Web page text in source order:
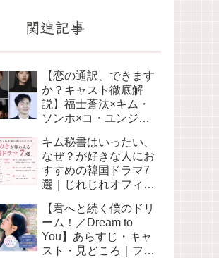
関連記事
【恋の通訳、できます
か？キャスト徹底解
説】福士蒼汰×キム・
ソンホ×コ・ユンジョ
キム秘書はいったい、
なぜ？が好きな人にお
すすめの韓国ドラマ7
選｜じれじれオフィス
心】
【君へと続く僕のドリ
ーム！／Dream to
You】あらすじ・キャ
スト・見どころ｜ファ